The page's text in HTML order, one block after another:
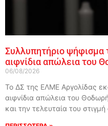
Συλλυπητήριο ψήφισμα
αιφνίδια απώλεια του
06/08/2026
Το ΔΣ της ΕΛΜΕ Αργολίδας
αιφνίδια απώλεια του
και την τελευταία του